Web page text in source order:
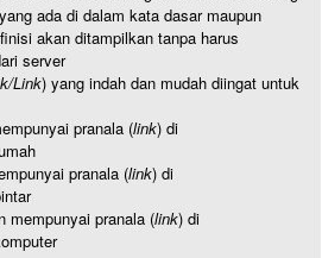
ada di dalam kata dasar maupun
akan ditampilkan tanpa harus
server
Link) yang indah dan mudah diingat untuk
pranala (link) di
pranala (link) di
mempunyai pranala (link) di